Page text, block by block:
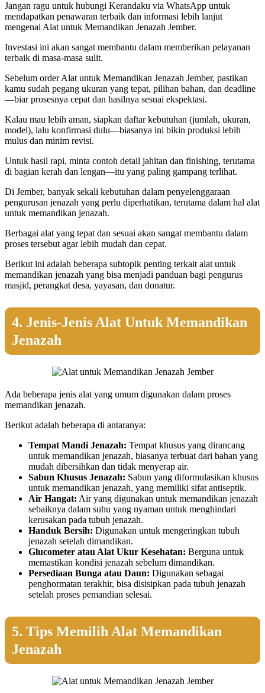
Jangan ragu untuk hubungi Kerandaku via WhatsApp untuk
mendapatkan penawaran terbaik dan informasi lebih lanjut
mengenai Alat untuk Memandikan Jenazah Jember.
Investasi ini akan sangat membantu dalam memberikan pelayanan
terbaik di masa-masa sulit.
Sebelum order Alat untuk Memandikan Jenazah Jember, pastikan
kamu sudah pegang ukuran yang tepat, pilihan bahan, dan deadline
—biar prosesnya cepat dan hasilnya sesuai ekspektasi.
Kalau mau lebih aman, siapkan daftar kebutuhan (jumlah, ukuran,
model), lalu konfirmasi dulu—biasanya ini bikin produksi lebih
mulus dan minim revisi.
Untuk hasil rapi, minta contoh detail jahitan dan finishing, terutama
di bagian kerah dan lengan—itu yang paling gampang terlihat.
Di Jember, banyak sekali kebutuhan dalam penyelenggaraan
pengurusan jenazah yang perlu diperhatikan, terutama dalam hal alat
untuk memandikan jenazah.
Berbagai alat yang tepat dan sesuai akan sangat membantu dalam
proses tersebut agar lebih mudah dan cepat.
Berikut ini adalah beberapa subtopik penting terkait alat untuk
memandikan jenazah yang bisa menjadi panduan bagi pengurus
masjid, perangkat desa, yayasan, dan donatur.
4. Jenis-Jenis Alat Untuk Memandikan
Jenazah
Ada beberapa jenis alat yang umum digunakan dalam proses
memandikan jenazah.
Berikut adalah beberapa di antaranya:
Tempat Mandi Jenazah: Tempat khusus yang dirancang
untuk memandikan jenazah, biasanya terbuat dari bahan yang
mudah dibersihkan dan tidak menyerap air.
Sabun Khusus Jenazah: Sabun yang diformulasikan khusus
untuk memandikan jenazah, yang memiliki sifat antiseptik.
Air Hangat: Air yang digunakan untuk memandikan jenazah
sebaiknya dalam suhu yang nyaman untuk menghindari
kerusakan pada tubuh jenazah.
Handuk Bersih: Digunakan untuk mengeringkan tubuh
jenazah setelah dimandikan.
Glucometer atau Alat Ukur Kesehatan: Berguna untuk
memastikan kondisi jenazah sebelum dimandikan.
Persediaan Bunga atau Daun: Digunakan sebagai
penghormatan terakhir, bisa disisipkan pada tubuh jenazah
setelah proses pemandian selesai.
5. Tips Memilih Alat Memandikan
Jenazah